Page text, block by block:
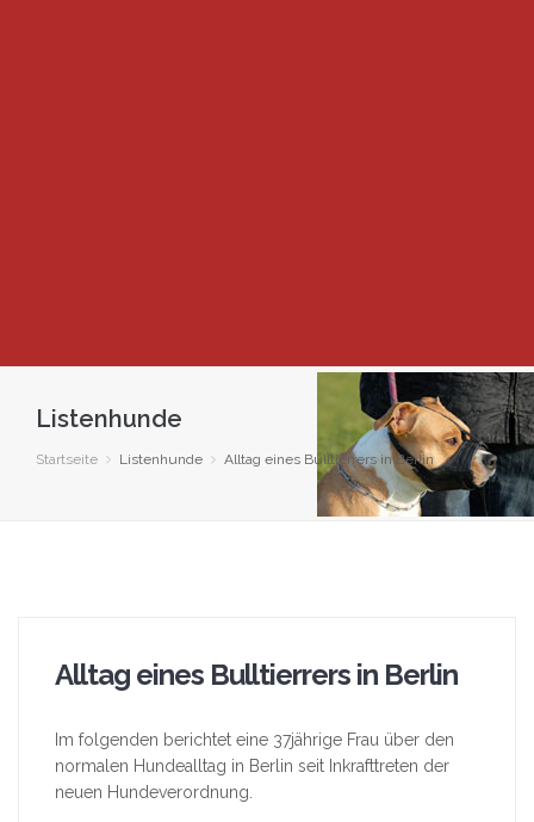
Listenhunde
Startseite Listenhunde Alltag eines Bulltierrers in Berlin
Alltag eines Bulltierrers in Berlin
Im folgenden berichtet eine 37jährige Frau über den
normalen Hundealltag in Berlin seit Inkrafttreten der
neuen Hundeverordnung.